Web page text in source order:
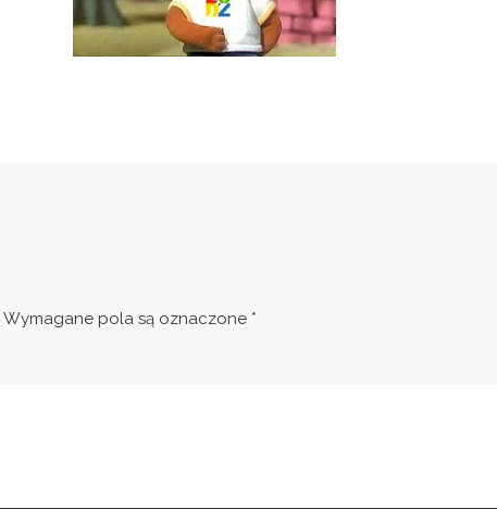
Wymagane pola są oznaczone *